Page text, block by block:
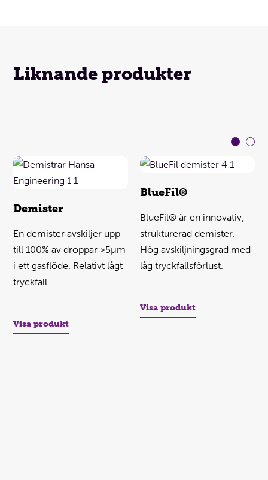
Liknande produkter
Demister
En demister avskiljer upp
till 100% av droppar >5µm
i ett gasflöde. Relativt lågt
tryckfall.
Visa produkt
BlueFil®
BlueFil® är en innovativ,
strukturerad demister.
Hög avskiljningsgrad med
låg tryckfallsförlust.
Visa produkt